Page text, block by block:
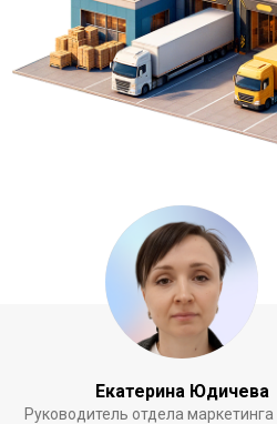
Руководитель отдела маркетинга
Екатерина Юдичева